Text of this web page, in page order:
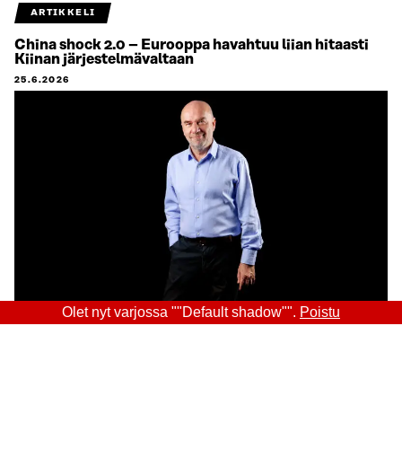
ARTIKKELI
China shock 2.0 – Eurooppa havahtuu liian hitaasti
Kiinan järjestelmävaltaan
25.6.2026
Olet nyt varjossa ""Default shadow"". Poistu